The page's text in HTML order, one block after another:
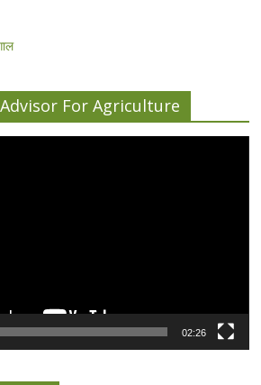
For Agriculture
02:26